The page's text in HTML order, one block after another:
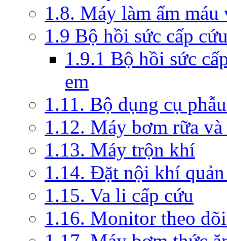
1.8. Máy làm ấm
1.9 Bộ hồi sức cấp
1.9.1 Bộ hồi sức
em
1.11. Bộ dụng cụ
1.12. Máy bơm rữa
1.13. Máy trộn khí
1.14. Đặt nội khí
1.15. Va li cấp cứu
1.16. Monitor theo